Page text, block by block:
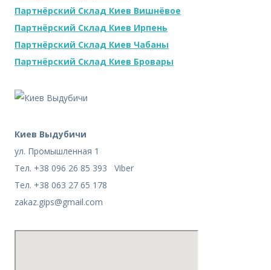
Партнёрский Склад Киев Вишнёвое
Партнёрский Склад Киев Ирпень
Партнёрский Склад Киев Чабаны
Партнёрский Склад Киев Бровары
Киев Выдубичи
ул. Промышленная 1
Тел. +38 096 26 85 393 Viber
Тел. +38 063 27 65 178
zakaz.gips@gmail.com